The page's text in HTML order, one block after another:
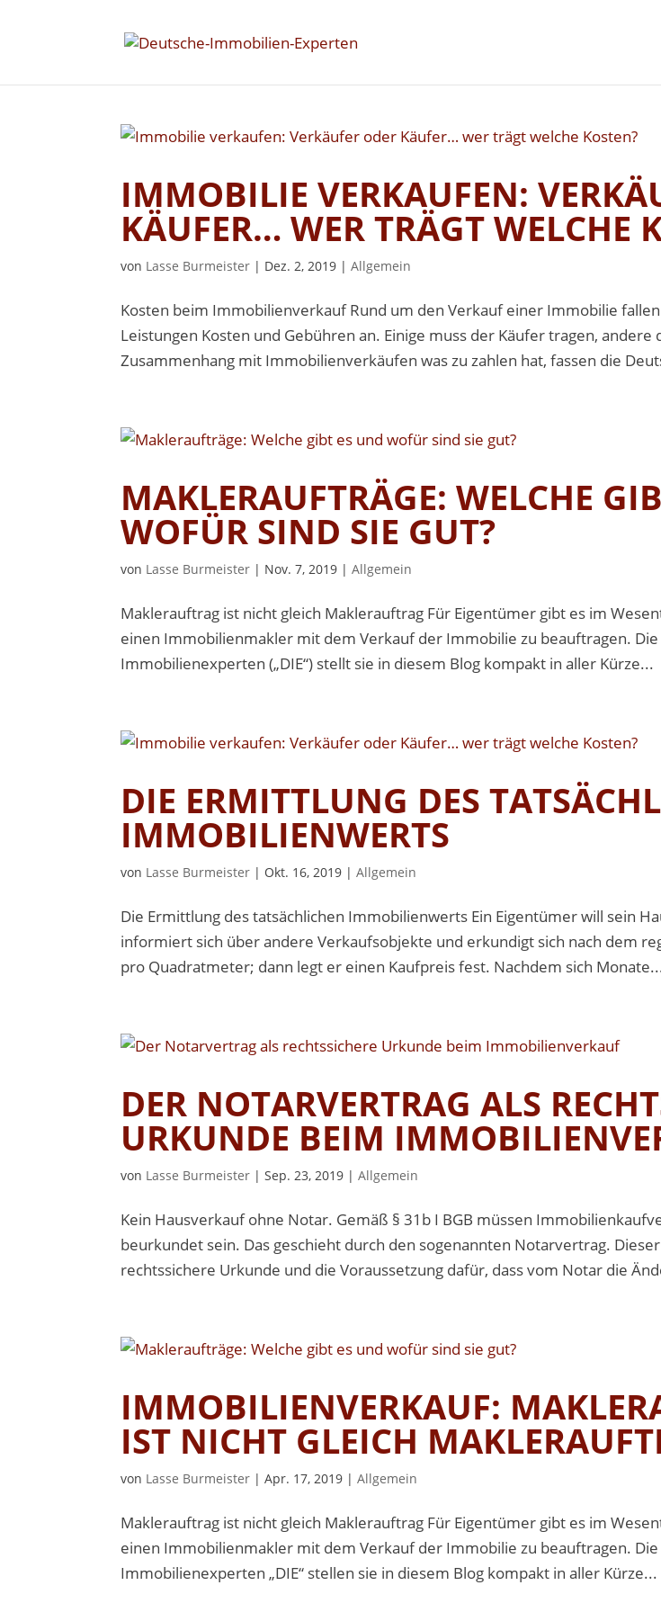
IMMOBILIE VERKAUFEN:
KÄUFER… WER TRÄGT WELCHE
von Lasse Burmeister | Dez. 2, 2019 |Allgemein
Kosten beim Immobilienverkauf Rund um den Verkauf einer Immobilie
Leistungen Kosten und Gebühren an. Einige muss der Käufer tragen,
Zusammenhang mit Immobilienverkäufen was zu zahlen hat, fassen die
MAKLERAUFTRÄGE: WELCHE
WOFÜR SIND SIE GUT?
von Lasse Burmeister | Nov. 7, 2019 |Allgemein
Maklerauftrag ist nicht gleich Maklerauftrag Für Eigentümer gibt es im
einen Immobilienmakler mit dem Verkauf der Immobilie zu beauftragen. Die
Immobilienexperten („DIE“) stellt sie in diesem Blog kompakt in aller Kürze...
DIE ERMITTLUNG DES
IMMOBILIENWERTS
von Lasse Burmeister | Okt. 16, 2019 |Allgemein
Die Ermittlung des tatsächlichen Immobilienwerts Ein Eigentümer will sein
informiert sich über andere Verkaufsobjekte und erkundigt sich nach dem
pro Quadratmeter; dann legt er einen Kaufpreis fest. Nachdem sich
DER NOTARVERTRAG ALS
URKUNDE BEIM
von Lasse Burmeister |Sep. 23, 2019 |Allgemein
Kein Hausverkauf ohne Notar. Gemäß § 31b I BGB müssen
beurkundet sein. Das geschieht durch den sogenannten Notarvertrag.
rechtssichere Urkunde und die Voraussetzung dafür, dass vom Notar die
IMMOBILIENVERKAUF:
IST NICHT GLEICH
von Lasse Burmeister |Apr. 17, 2019 |Allgemein
Maklerauftrag ist nicht gleich Maklerauftrag Für Eigentümer gibt es im
einen Immobilienmakler mit dem Verkauf der Immobilie zu beauftragen. Die
Immobilienexperten „DIE“ stellen sie in diesem Blog kompakt in aller Kürze...